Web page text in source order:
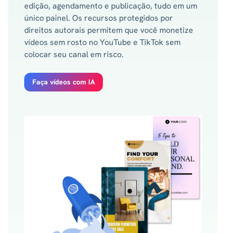
edição, agendamento e publicação, tudo em um
único painel. Os recursos protegidos por
direitos autorais permitem que você monetize
vídeos sem rosto no YouTube e TikTok sem
colocar seu canal em risco.
Faça vídeos com IA